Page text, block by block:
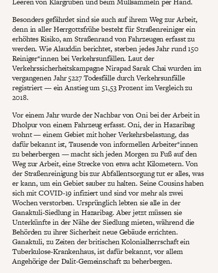
Besonders gefährdet sind sie auch auf ihrem Weg zur Arbeit,
denn in aller Herrgottsfrühe besteht für Straßenreiniger ein
erhöhtes Risiko, am Straßenrand von Fahrzeugen erfasst zu
werden. Wie Alauddin berichtet, sterben jedes Jahr rund 150
Reiniger*innen bei Verkehrsunfällen. Laut der
Verkehrssicherheitskampagne Nirapad Sarak Chai wurden im
vergangenen Jahr 5227 Todesfälle durch Verkehrsunfälle
registriert — ein Anstieg um 51,53 Prozent im Vergleich zu
2018.
Vor einem Jahr wurde der Nachbar von Oni bei der Arbeit in
Dholpur von einem Fahrzeug erfasst. Oni, der in Hazaribag
wohnt — einem Gebiet mit hoher Verkehrsbelastung, das
dafür bekannt ist, Tausende von informellen Arbeiter*innen
zu beherbergen — macht sich jeden Morgen zu Fuß auf den
Weg zur Arbeit, eine Strecke von etwa acht Kilometern. Von
der Straßenreinigung bis zur Abfallentsorgung tut er alles, was
er kann, um ein Gebiet sauber zu halten. Seine Cousins haben
sich mit COVID-19 infiziert und sind vor mehr als zwei
Wochen verstorben. Ursprünglich lebten sie alle in der
Ganaktuli-Siedlung in Hazaribag. Aber jetzt müssen sie
Unterkünfte in der Nähe der Siedlung mieten, während die
Behörden zu ihrer Sicherheit neue Gebäude errichten.
Ganaktuli, zu Zeiten der britischen Kolonialherrschaft ein
Tuberkulose-Krankenhaus, ist dafür bekannt, vor allem
Angehörige der Dalit-Gemeinschaft zu beherbergen.